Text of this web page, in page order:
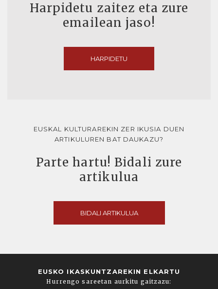
Harpidetu zaitez eta zure
emailean jaso!
HARPIDETU
EUSKAL KULTURAREKIN ZER IKUSIA DUEN
ARTIKULUREN BAT DAUKAZU?
Parte hartu! Bidali zure
artikulua
BIDALI ARTIKULUA
EUSKO IKASKUNTZAREKIN ELKARTU
Hurrengo sareetan aurkitu gaitzazu: